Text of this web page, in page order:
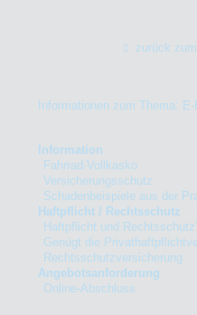
zurück
Informationen zum Thema: E-
Information
Fahrrad-Vollkasko
Versicherungsschutz
Schadenbeispiele aus der
Haftpflicht / Rechtsschutz
Haftpflicht und
Genügt die
Rechtsschutzversicherung
Angebotsanforderung
Online-Abschluss